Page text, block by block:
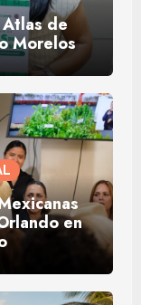
de
Morelos
en